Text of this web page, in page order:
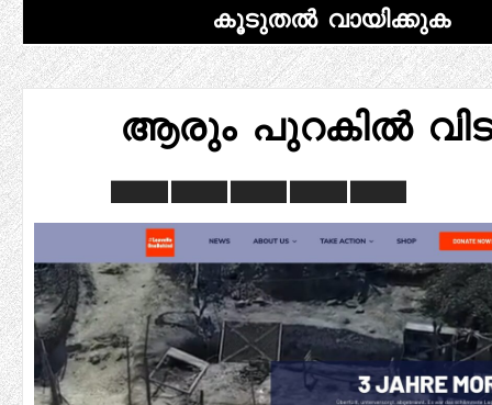
കൂടുതൽ വായിക്കുക
ആരും പുറകിൽ